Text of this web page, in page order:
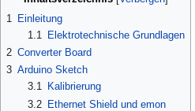
1
Einleitung
1.1
Elektrotechnische Grundlagen
2 Converter Board
3 Arduino Sketch
3.1
Kalibrierung
3.2 Ethernet Shield und emon